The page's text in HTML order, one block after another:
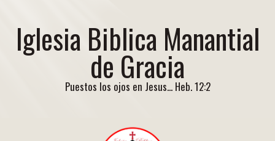
Iglesia Biblica Manantial
de Gracia
Puestos los ojos en Jesus... Heb. 12:2